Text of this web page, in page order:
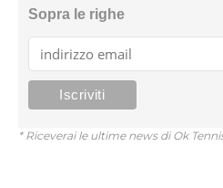
Sopra le righe
* Riceverai le ultime news di Ok